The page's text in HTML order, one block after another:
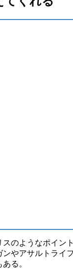
スのようなポイン
ンやアサルトライ
る。